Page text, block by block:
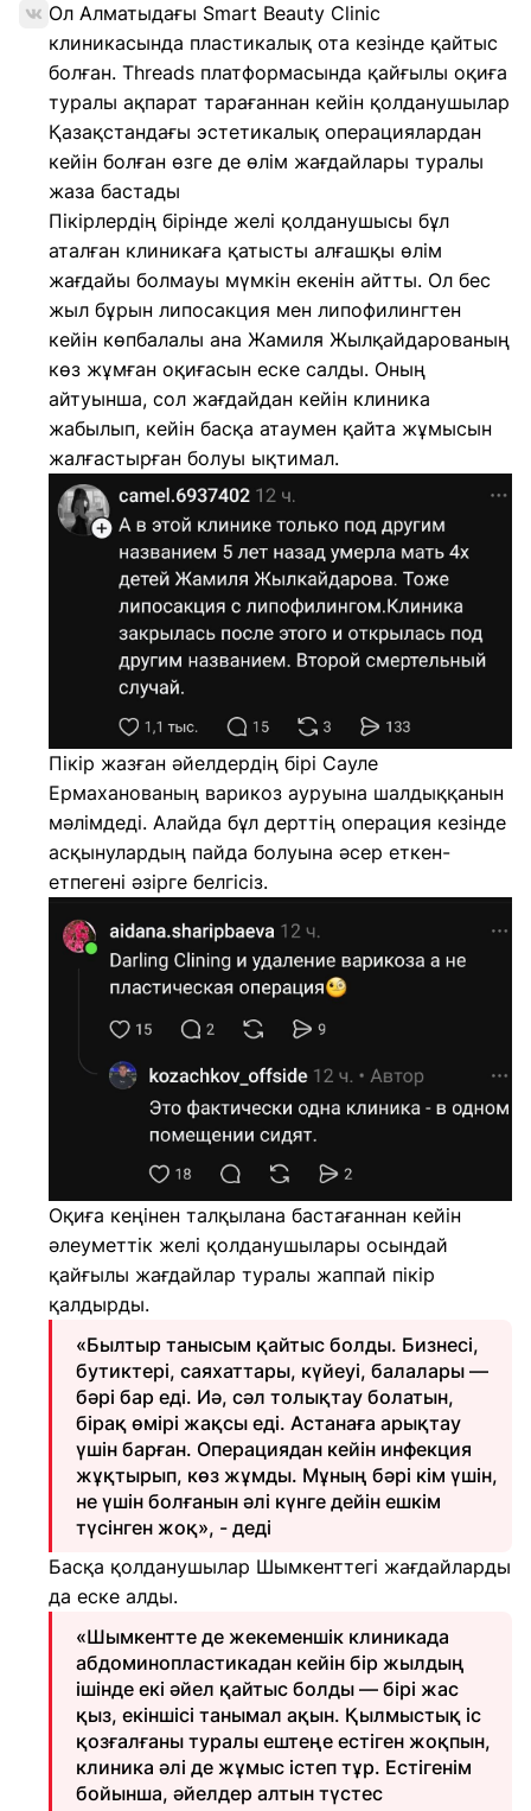
Ол Алматыдағы Smart Beauty Clinic
клиникасында пластикалық ота кезінде қайтыс
болған. Threads платформасында қайғылы оқиға
туралы ақпарат тарағаннан кейін қолданушылар
Қазақстандағы эстетикалық операциялардан
кейін болған өзге де өлім жағдайлары туралы
жаза бастады
Пікірлердің бірінде желі қолданушысы бұл
аталған клиникаға қатысты алғашқы өлім
жағдайы болмауы мүмкін екенін айтты. Ол бес
жыл бұрын липосакция мен липофилингтен
кейін көпбалалы ана Жамиля Жылқайдарованың
көз жұмған оқиғасын еске салды. Оның
айтуынша, сол жағдайдан кейін клиника
жабылып, кейін басқа атаумен қайта жұмысын
жалғастырған болуы ықтимал.
Пікір жазған әйелдердің бірі Сауле
Ермаханованың варикоз ауруына шалдыққанын
мәлімдеді. Алайда бұл дерттің операция кезінде
асқынулардың пайда болуына әсер еткен-
етпегені әзірге белгісіз.
Оқиға кеңінен талқылана бастағаннан кейін
әлеуметтік желі қолданушылары осындай
қайғылы жағдайлар туралы жаппай пікір
қалдырды.
«Былтыр танысым қайтыс болды. Бизнесі,
бутиктері, саяхаттары, күйеуі, балалары —
бәрі бар еді. Иә, сәл толықтау болатын,
бірақ өмірі жақсы еді. Астанаға арықтау
үшін барған. Операциядан кейін инфекция
жұқтырып, көз жұмды. Мұның бәрі кім үшін,
не үшін болғанын әлі күнге дейін ешкім
түсінген жоқ», - деді
Басқа қолданушылар Шымкенттегі жағдайларды
да еске алды.
«Шымкентте де жекеменшік клиникада
абдоминопластикадан кейін бір жылдың
ішінде екі әйел қайтыс болды — бірі жас
қыз, екіншісі танымал ақын. Қылмыстық іс
қозғалғаны туралы ештеңе естіген жоқпын,
клиника әлі де жұмыс істеп тұр. Естігенім
бойынша, әйелдер алтын түстес